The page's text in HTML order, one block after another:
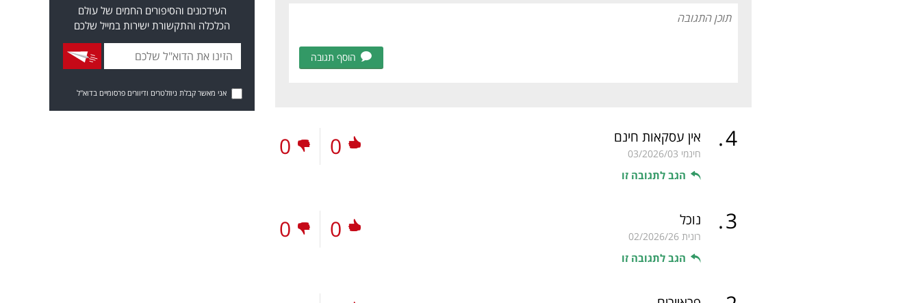
הוסף תגובה
4
. אין עסקאות חינם
חינמי 03/2026/03
הגב לתגובה זו
0
0
3
. נוכל
רונית 02/2026/26
הגב לתגובה זו
0
0
העידכונים והסיפורים החמים של עולם
הכלכלה והתקשורת ישירות במייל שלכם
אני מאשר קבלת ניוזלטרים ודיוורים פרסומיים בדוא"ל